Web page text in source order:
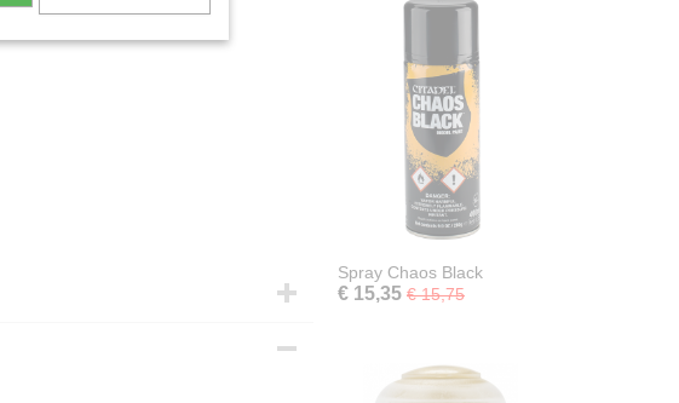
Spray Chaos Black
€ 15,35 € 15,75